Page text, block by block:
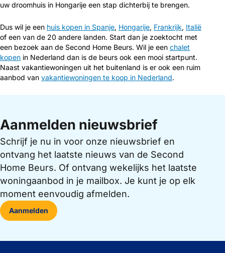
uw droomhuis in Hongarije een stap dichterbij te brengen.
Dus wil je een huis kopen in Spanje, Hongarije, Frankrijk, Italië
of een van de 20 andere landen. Start dan je zoektocht met
een bezoek aan de Second Home Beurs. Wil je een chalet
kopen in Nederland dan is de beurs ook een mooi startpunt.
Naast vakantiewoningen uit het buitenland is er ook een ruim
aanbod van vakantiewoningen te koop in Nederland.
Aanmelden nieuwsbrief
Schrijf je nu in voor onze nieuwsbrief en
ontvang het laatste nieuws van de Second
Home Beurs. Of ontvang wekelijks het laatste
woningaanbod in je mailbox. Je kunt je op elk
moment eenvoudig afmelden.
Aanmelden